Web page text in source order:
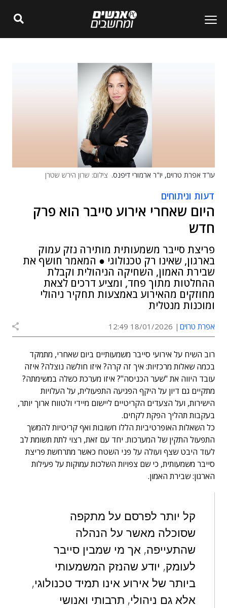
עו"ד אפרת טרוים, יו"ר ארמורי דיפנס. צילום: שרון הירש שטרן
דעות וניתוחים
היום שאחרי אירוע סייבר הוא פרק
חדש
פריצת סייבר משמעותית מותירה נזק עמוק
בארגון, שאינו רק טכנולוגי ● המאמר חושף את
שבירת האמון, השחיקה הניהולית וקבלת
ההחלטות מתוך פחד, ומציע דרכים לצאת
מחוזקים מהאירוע באמצעות תחקיר ניהולי
ומוכנות מנטלית
אפרת טרוים 18/01/2026 12:49
רוב השיח על אירועי סייבר משמעותיים ביום שאחרי, מתמקד
בכמה שאלות מרכזיות: איך זה קרה? איזו חולשה נוצלה? איזה
עובד היווה את "שער הכניסה"? איזו מערכת כשלה במשימתה?
מתקיים גם דיון על היקף הפגיעה התפעולית, על העלויות
הישירות, ועל הצעדים הקריטיים ליישום מיידי ולטווח ארוך יותר,
בעקבות תהליך הפקת לקחים.
כל השאלות האופרטיביות הללו חשובות ואף קריטיות להמשך
התפעול התקין של המערכות. יחד עם זאת, רצוי לתת תשומת לב
לעוד היבט שצף ועולה על פני השטח כאשר מתרחשת פריצת
סייבר משמעותית, כי שם צפויות השלכות עמוקות על פעילות
הארגון: שבירת האמון.
קל יותר לפרסם על מתקפה
שסוכלה מאשר על הנהלה
שהתעייפה, אך מי שמבין סייבר
לעומק, יודע שהנזק המשמעותי
ביותר של אירוע אינו תמיד טכנולוגי,
אלא גם ניהולי, תרבותי ואנושי